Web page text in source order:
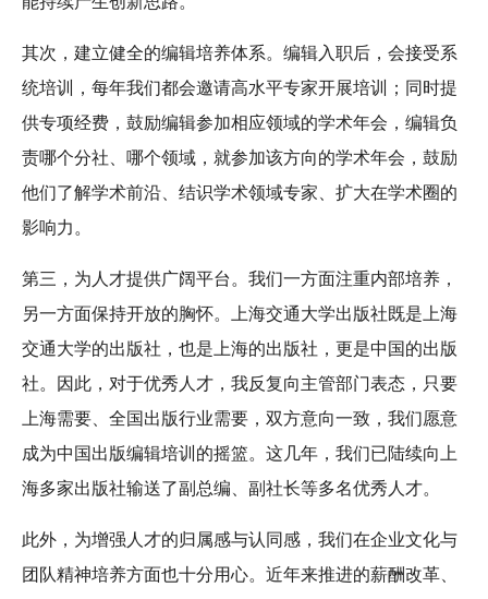
其次，建立健全的编辑培养体系。编辑入职后，会接受系
统培训，每年我们都会邀请高水平专家开展培训；同时提
供专项经费，鼓励编辑参加相应领域的学术年会，编辑负
责哪个分社、哪个领域，就参加该方向的学术年会，鼓励
他们了解学术前沿、结识学术领域专家、扩大在学术圈的
影响力。
第三，为人才提供广阔平台。我们一方面注重内部培养，
另一方面保持开放的胸怀。上海交通大学出版社既是上海
交通大学的出版社，也是上海的出版社，更是中国的出版
社。因此，对于优秀人才，我反复向主管部门表态，只要
上海需要、全国出版行业需要，双方意向一致，我们愿意
成为中国出版编辑培训的摇篮。这几年，我们已陆续向上
海多家出版社输送了副总编、副社长等多名优秀人才。
此外，为增强人才的归属感与认同感，我们在企业文化与
团队精神培养方面也十分用心。近年来推进的薪酬改革、